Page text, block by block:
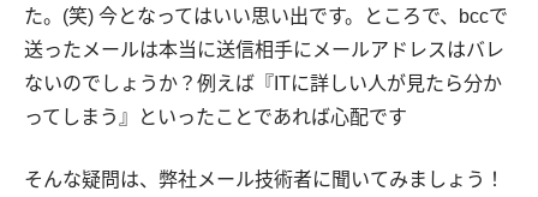
た。(笑) 今となってはいい思い出です。ところで、bccで
送ったメールは本当に送信相手にメールアドレスはバレ
ないのでしょうか？例えば『ITに詳しい人が見たら分か
ってしまう』といったことであれば心配です
そんな疑問は、弊社メール技術者に聞いてみましょう！